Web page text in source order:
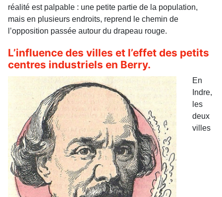
réalité est palpable : une petite partie de la population,
mais en plusieurs endroits, reprend le chemin de
l’opposition passée autour du drapeau rouge.
L’influence des villes et l’effet des petits
centres industriels en Berry.
En
Indre,
les
deux
villes